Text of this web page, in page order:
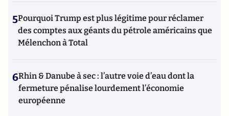
5Pourquoi Trump est plus légitime pour réclamer
des comptes aux géants du pétrole américains que
Mélenchon à Total
6Rhin & Danube à sec : l’autre voie d’eau dont la
fermeture pénalise lourdement l’économie
européenne